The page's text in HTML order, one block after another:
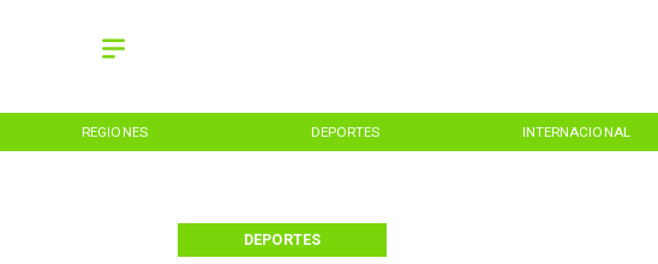
REGIONES DEPORTES INTERNACIONAL
DEPORTES